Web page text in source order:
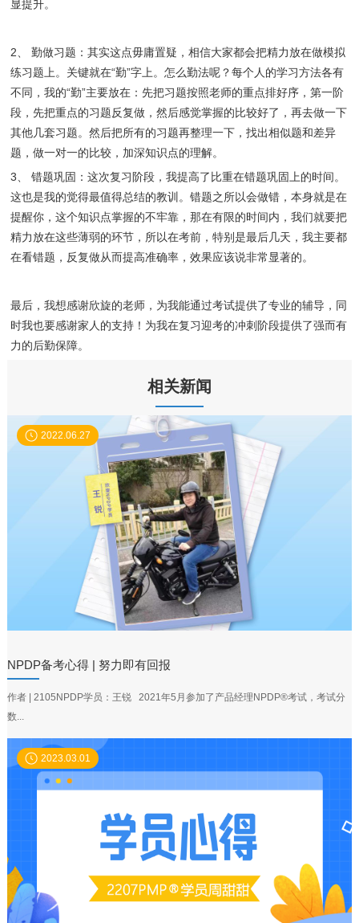
显提升。
2、 勤做习题：其实这点毋庸置疑，相信大家都会把精力放在做模拟
练习题上。关键就在“勤”字上。怎么勤法呢？每个人的学习方法各有
不同，我的“勤”主要放在：先把习题按照老师的重点排好序，第一阶
段，先把重点的习题反复做，然后感觉掌握的比较好了，再去做一下
其他几套习题。然后把所有的习题再整理一下，找出相似题和差异
题，做一对一的比较，加深知识点的理解。
3、 错题巩固：这次复习阶段，我提高了比重在错题巩固上的时间。
这也是我的觉得最值得总结的教训。错题之所以会做错，本身就是在
提醒你，这个知识点掌握的不牢靠，那在有限的时间内，我们就要把
精力放在这些薄弱的环节，所以在考前，特别是最后几天，我主要都
在看错题，反复做从而提高准确率，效果应该说非常显著的。
最后，我想感谢欣旋的老师，为我能通过考试提供了专业的辅导，同
时我也要感谢家人的支持！为我在复习迎考的冲刺阶段提供了强而有
力的后勤保障。
相关新闻
2022.06.27
NPDP备考心得 | 努力即有回报
作者 | 2105NPDP学员：王锐 2021年5月参加了产品经理NPDP®考试，考试分
数...
2023.03.01